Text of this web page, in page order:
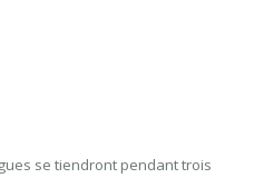
se tiendront pendant trois